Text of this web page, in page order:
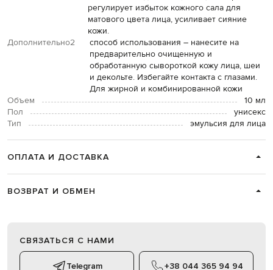
регулирует избыток кожного сала для
матового цвета лица, усиливает сияние
кожи.
Дополнительно2
способ использования – нанесите на
предварительно очищенную и
обработанную сывороткой кожу лица, шеи
и декольте. Избегайте контакта с глазами.
Для жирной и комбинированной кожи
Объем
10 мл
Пол
унисекс
Тип
эмульсия для лица
ОПЛАТА И ДОСТАВКА
ВОЗВРАТ И ОБМЕН
СВЯЗАТЬСЯ С НАМИ
Telegram +38 044 365 94 94